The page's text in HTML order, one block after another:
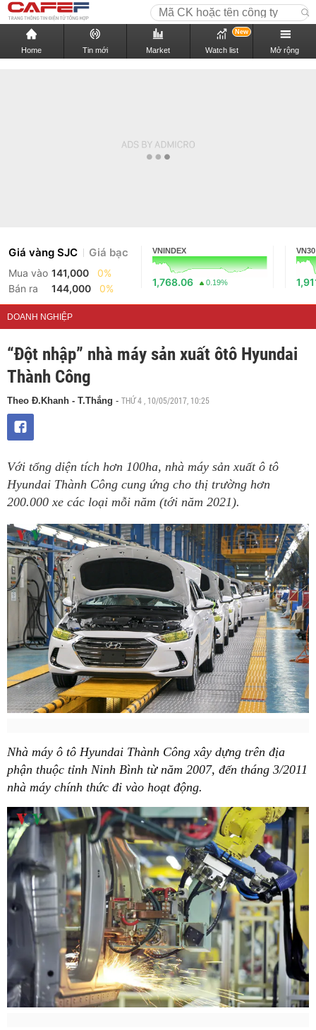
Home Tin mới Market Watch list
New
Mở rộng
Giá vàng SJC Giá bạc
Mua vào 141,000
0%
Bán ra
144,000 0%
VNINDEX
1,768.06 0.19%
VN30
DOANH NGHIỆP
“Đột nhập” nhà máy sản xuất ôtô Hyundai
Thành Công
Theo Đ.Khanh - T.Thắng - THỨ 4 , 10/05/2017, 10:25
Với tổng diện tích hơn 100ha, nhà máy sản xuất ô tô
Hyundai Thành Công cung ứng cho thị trường hơn
200.000 xe các loại mỗi năm (tới năm 2021).
Nhà máy ô tô Hyundai Thành Công xây dựng trên địa
phận thuộc tỉnh Ninh Bình từ năm 2007, đến tháng 3/2011
nhà máy chính thức đi vào hoạt động.